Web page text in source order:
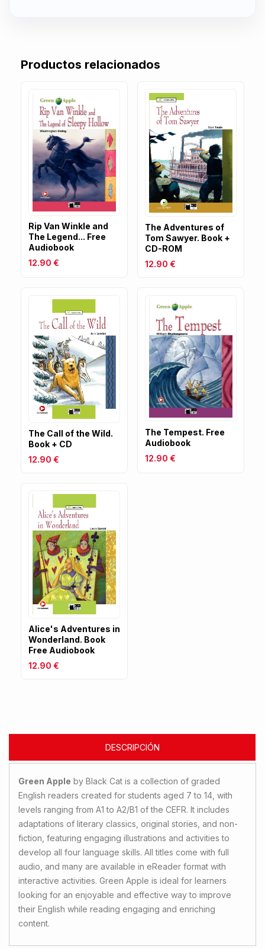
Productos relacionados
Rip Van Winkle and
The Legend... Free
Audiobook
12.90 €
The Adventures of
Tom Sawyer. Book +
CD-ROM
12.90 €
The Call of the Wild.
Book + CD
12.90 €
The Tempest. Free
Audiobook
12.90 €
Alice's Adventures in
Wonderland. Book
Free Audiobook
12.90 €
DESCRIPCIÓN
Green Apple by Black Cat is a collection of graded
English readers created for students aged 7 to 14, with
levels ranging from A1 to A2/B1 of the CEFR. It includes
adaptations of literary classics, original stories, and non-
fiction, featuring engaging illustrations and activities to
develop all four language skills. All titles come with full
audio, and many are available in eReader format with
interactive activities. Green Apple is ideal for learners
looking for an enjoyable and effective way to improve
their English while reading engaging and enriching
content.